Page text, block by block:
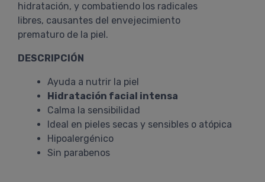
hidratación, y combatiendo los radicales
libres, causantes del envejecimiento
prematuro de la piel.
DESCRIPCIÓN
Ayuda a nutrir la piel
Hidratación facial intensa
Calma la sensibilidad
Ideal en pieles secas y sensibles o atópica
Hipoalergénico
Sin parabenos